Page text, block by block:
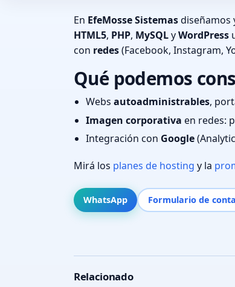
En EfeMosse Sistemasdiseñamos
HTML5, PHP, MySQLyWordPress
con redes(Facebook, Instagram,
Qué podemos
Webs autoadministrables,
Imagen corporativa en redes:
Integración con Google
Mirá los planes de hosting y la
WhatsApp Formulario de
Relacionado